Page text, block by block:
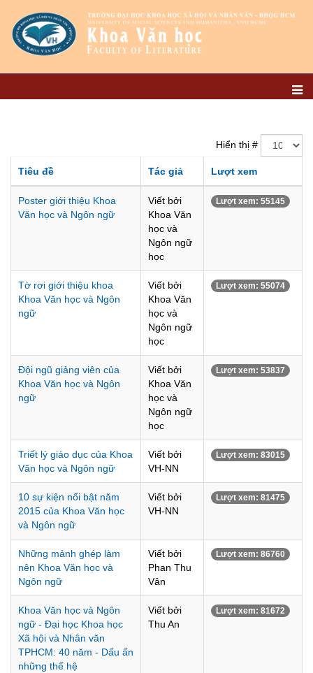
Hiển thị #
Tiêu đề Tác giả Lượt xem
Poster giới thiệu Khoa
Văn học và Ngôn ngữ
Viết bởi
Khoa Văn
học và
Ngôn ngữ
học
Lượt xem: 55145
Tờ rơi giới thiệu khoa
Khoa Văn học và Ngôn
ngữ
Viết bởi
Khoa Văn
học và
Ngôn ngữ
học
Lượt xem: 55074
Đội ngũ giảng viên của
Khoa Văn học và Ngôn
ngữ
Viết bởi
Khoa Văn
học và
Ngôn ngữ
học
Lượt xem: 53837
Triết lý giáo dục của Khoa
Văn học và Ngôn ngữ
Viết bởi
VH-NN
Lượt xem: 83015
10 sự kiện nổi bật năm
2015 của Khoa Văn học
và Ngôn ngữ
Viết bởi
VH-NN
Lượt xem: 81475
Những mảnh ghép làm
nên Khoa Văn học và
Ngôn ngữ
Viết bởi
Phan Thu
Vân
Lượt xem: 86760
Khoa Văn học và Ngôn
ngữ - Đại học Khoa học
Xã hội và Nhân văn
TPHCM: 40 năm - Dấu ấn
những thế hệ
Viết bởi
Thu An
Lượt xem: 81672